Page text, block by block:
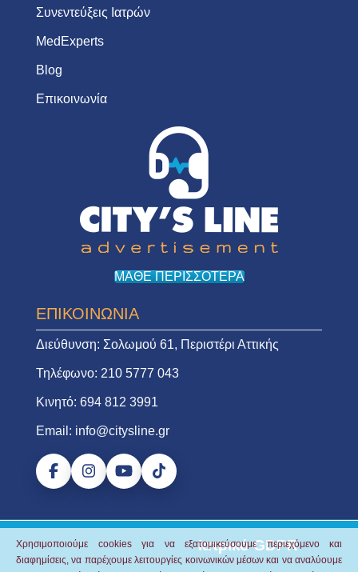
Συνεντεύξεις Ιατρών
MedExperts
Blog
Επικοινωνία
ΜΑΘΕ ΠΕΡΙΣΣΟΤΕΡΑ
ΕΠΙΚΟΙΝΩΝΙΑ
Διεύθυνση: Σολωμού 61, Περιστέρι Αττικής
Τηλέφωνο: 210 5777 043
Κινητό: 694 812 3991
Email: info@citysline.gr
Ιατρικό GDPR
Χρησιμοποιούμε cookies για να εξατομικεύσουμε περιεχόμενο και
διαφημίσεις, να παρέχουμε λειτουργίες κοινωνικών μέσων και να αναλύουμε